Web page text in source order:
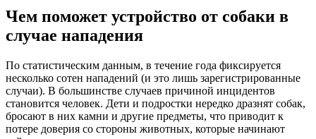
Чем поможет устройство от собаки в
случае нападения
По статистическим данным, в течение года фиксируется
несколько сотен нападений (и это лишь зарегистрированные
случаи). В большинстве случаев причиной инцидентов
становится человек. Дети и подростки нередко дразнят собак,
бросают в них камни и другие предметы, что приводит к
потере доверия со стороны животных, которые начинают